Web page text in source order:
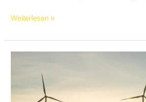
Weiterlesen »
Nachhaltige